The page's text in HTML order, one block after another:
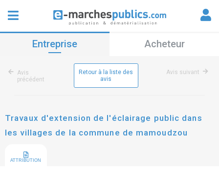
Entreprise Acheteur
Avis
précédent
Retour à la liste des
avis
Avis suivant
Travaux d'extension de l'éclairage public dans
les villages de la commune de mamoudzou
ATTRIBUTION